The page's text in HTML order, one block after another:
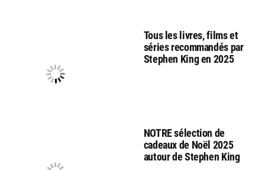
Tous les livres, films et
séries recommandés par
Stephen King en 2025
NOTRE sélection de
cadeaux de Noël 2025
autour de Stephen King